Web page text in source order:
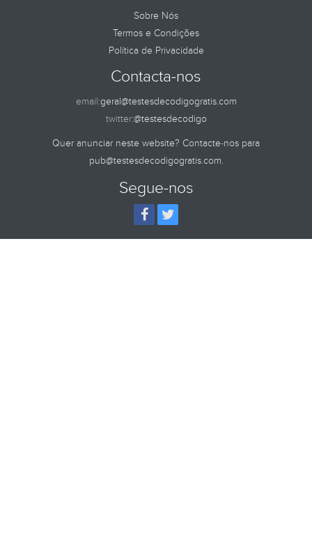
Sobre Nós
Termos e Condições
Política de Privacidade
Contacta-nos
email:geral@testesdecodigogratis.com
twitter:@testesdecodigo
Quer anunciar neste website? Contacte-nos para
pub@testesdecodigogratis.com.
Segue-nos